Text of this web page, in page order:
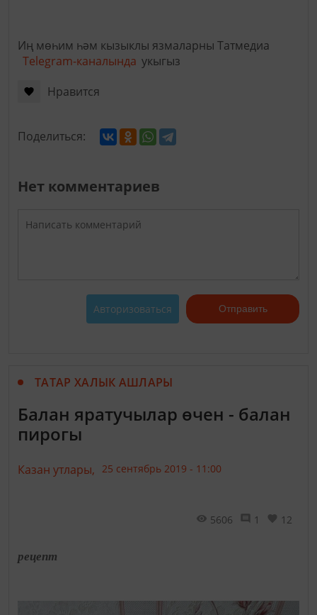
Иң мөһим һәм кызыклы язмаларны Татмедиа
Telegram-каналында укыгыз
Нравится
Поделиться:
Нет комментариев
Авторизоваться Отправить
ТАТАР ХАЛЫК АШЛАРЫ
Балан яратучылар өчен - балан
пирогы
Казан утлары, 25 сентябрь 2019 - 11:00
5606 1 12
рецепт